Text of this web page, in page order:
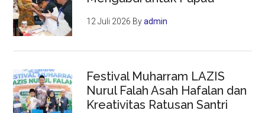
12 Juli 2026 Byadmin
Festival Muharram LAZIS
Nurul Falah Asah Hafalan dan
Kreativitas Ratusan Santri